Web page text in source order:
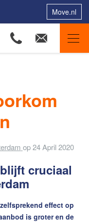
Move.nl
op24 April 2020
cruciaal
effect op
is groter en de